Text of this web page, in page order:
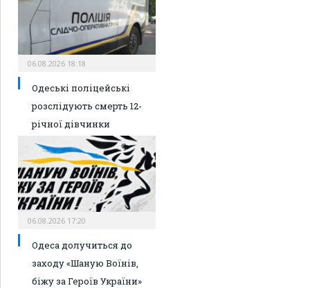
06.08.2026 18:18
Одеські поліцейські
розслідують смерть 12-
річної дівчинки
06.08.2026 17:20
Одеса долучиться до
заходу «Шаную Воїнів,
біжу за Героїв України»